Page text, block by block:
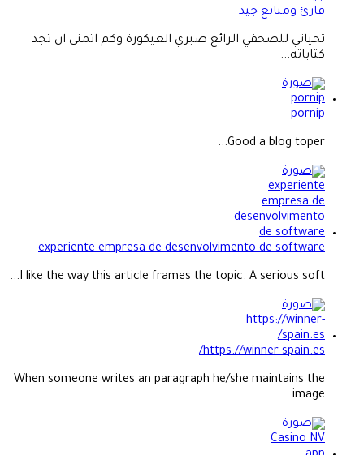
قارئ ومتابع جيد
تحياتي للصحفي الرائع صبري العيكورة وكم اتمنى ان تجد
كتاباته...
pornip
Good a blog toper...
experiente empresa de desenvolvimento de software
I like the way this article frames the topic. A serious soft...
https://winner-spain.es/
When someone writes an paragraph he/she maintains the
image...